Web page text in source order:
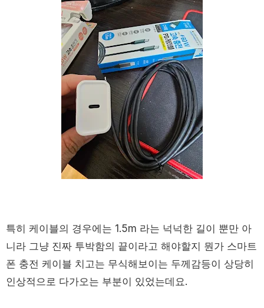
특히 케이블의 경우에는 1.5m 라는 넉넉한 길이 뿐만 아
니라 그냥 진짜 투박함의 끝이라고 해야할지 뭔가 스마트
폰 충전 케이블 치고는 무식해보이는 두께감등이 상당히
인상적으로 다가오는 부분이 있었는데요.